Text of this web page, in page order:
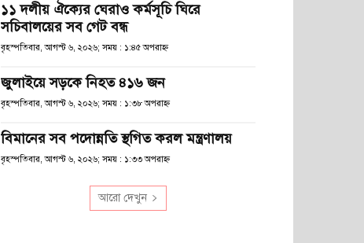
১১ দলীয় ঐক্যের ঘেরাও কর্মসূচি ঘিরে
সচিবালয়ের সব গেট বন্ধ
বৃহস্পতিবার, আগস্ট ৬, ২০২৬; সময় : ১:৪৫ অপরাহ্ণ
জুলাইয়ে সড়কে নিহত ৪১৬ জন
বৃহস্পতিবার, আগস্ট ৬, ২০২৬; সময় : ১:৩৮ অপরাহ্ণ
বিমানের সব পদোন্নতি স্থগিত করল মন্ত্রণালয়
বৃহস্পতিবার, আগস্ট ৬, ২০২৬; সময় : ১:৩৩ অপরাহ্ণ
আরো দেখুন